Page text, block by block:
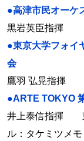
●高津市民オーケ
黒岩英臣指揮
●東京大学フォイ
会
鷹羽 弘晃指揮
●ARTE TOKYO
井上泰信指揮
ル：タケミツメ